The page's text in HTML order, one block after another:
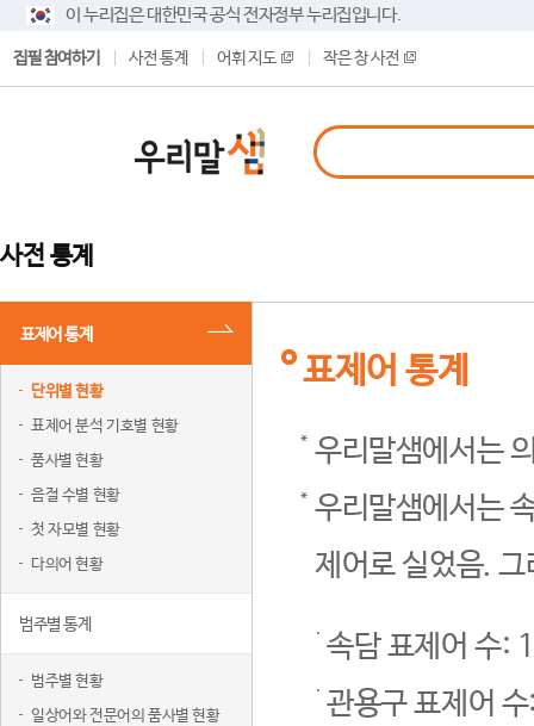
이 누리집은 대한민국 공식 전자정부 누리집입니다.
집필 참여하기 사전 통계 어휘 지도 작은 창 사전
사전 통계
표제어 통계
단위별 현황
표제어 분석 기호별 현황
품사별 현황
음절 수별 현황
첫 자모별 현황
다의어 현황
범주별 통계
범주별 현황
일상어와 전문어의 품사별 현황
표제어 통계
우리말샘에서는
우리말샘에서는
제어로 실었음.
속담 표제어 수:
관용구 표제어